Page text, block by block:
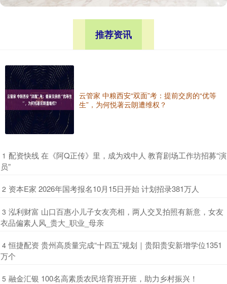
推荐资讯
云管家 中粮西安“双面”考：提前交房的“优等
生”，为何悦著云朗遭维权？
1 ​配资快线 在《阿Q正传》里，成为戏中人 教育剧场工作坊招募“演
员”
2 ​资本E家 2026年国考报名10月15日开始 计划招录381万人
3 ​泓利财富 山口百惠小儿子女友亮相，两人交叉拍照有新意，女友
衣品偏素人风_贵大_职业_母亲
4 ​恒捷配资 贵州高质量完成“十四五”规划｜贵阳贵安新增学位1351
万个
5 ​融金汇银 100名高素质农民培育班开班，助力乡村振兴！